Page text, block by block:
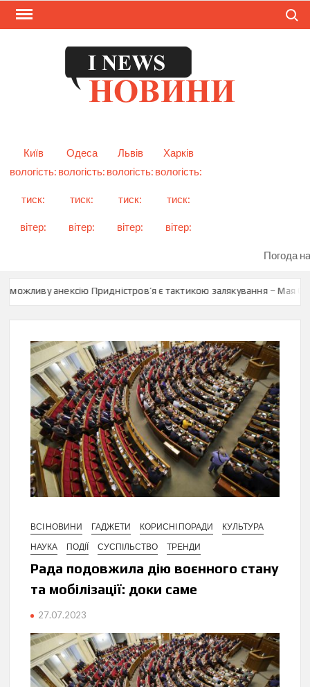
Skip
Київ
Одеса Львів
Харків
вологість:
тиск:
вітер:
вологість:
тиск:
вітер:
вологість:
тиск:
вітер:
вологість:
тиск:
вітер:
Погода
можливу анексію Придністров’я є тактикою залякування – Мая
ВСІ НОВИНИ ГАДЖЕТИ КОРИСНІ ПОРАДИ
КУЛЬТУРА
НАУКА
ПОДІЇ СУСПІЛЬСТВО ТРЕНДИ
Рада подовжила дію воєнного стану
та мобілізації: доки саме
27.07.2023